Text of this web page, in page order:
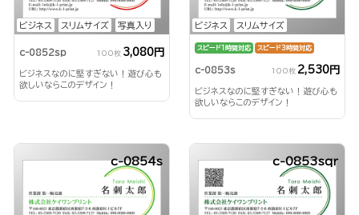
ビジネス スリムサイズ 写真入り
c-0852sp 100枚 3,080円
ビジネスなのに堅すぎない！遊び心も
欲しいならこのデザイン！
ビジネス スリムサイズ
スピード1時間対応 スピード3時間対応
c-0853s 100枚 2,530円
ビジネスなのに堅すぎない！遊び心も
欲しいならこのデザイン！
c-0854s c-0853sqr